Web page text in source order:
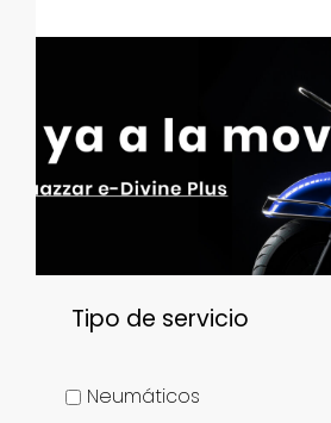
Tipo de servicio
Neumáticos